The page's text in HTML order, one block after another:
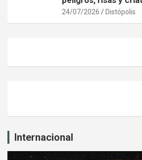
24/07/2026 Distópolis
Internacional